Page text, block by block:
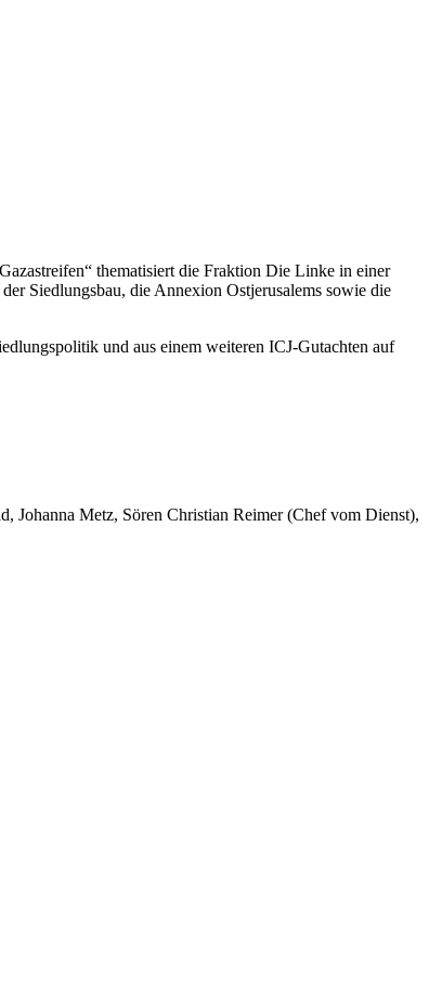
thematisiert die Fraktion Die Linke in einer
Siedlungsbau, die Annexion Ostjerusalems sowie die
und aus einem weiteren ICJ-Gutachten auf
Johanna Metz, Sören Christian Reimer (Chef vom Dienst),